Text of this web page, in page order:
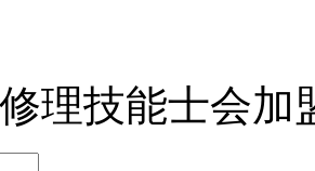
理技能士会加